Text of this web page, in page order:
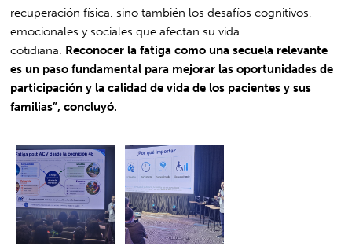
recuperación física, sino también los desafíos cognitivos,
emocionales y sociales que afectan su vida
cotidiana. Reconocer la fatiga como una secuela relevante
es un paso fundamental para mejorar las oportunidades de
participación y la calidad de vida de los pacientes y sus
familias”, concluyó.